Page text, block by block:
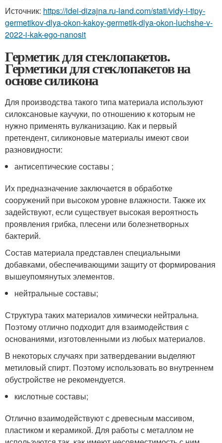
Источник: https://idei-dizajna.ru-land.com/stati/vidy-i-tipy-
germetikov-dlya-okon-kakoy-germetik-dlya-okon-luchshe-v-
2022-i-kak-ego-nanosit
Герметик для стеклопакетов.
Герметики для стеклопакетов на
основе силикона
Для производства такого типа материала используют
силоксановые каучуки, по отношению к которым не
нужно применять вулканизацию. Как и первый
претендент, силиконовые материалы имеют свои
разновидности:
антисептические составы ;
Их предназначение заключается в обработке
сооружений при высоком уровне влажности. Также их
задействуют, если существует высокая вероятность
проявления грибка, плесени или болезнетворных
бактерий.
Состав материала представлен специальными
добавками, обеспечивающими защиту от формирования
вышеупомянутых элементов.
нейтральные составы;
Структура таких материалов химически нейтральна.
Поэтому отлично подходит для взаимодействия с
основаниями, изготовленными из любых материалов.
В некоторых случаях при затвердевании выделяют
метиловый спирт. Поэтому использовать во внутреннем
обустройстве не рекомендуется.
кислотные составы;
Отлично взаимодействуют с древесным массивом,
пластиком и керамикой. Для работы с металлом не